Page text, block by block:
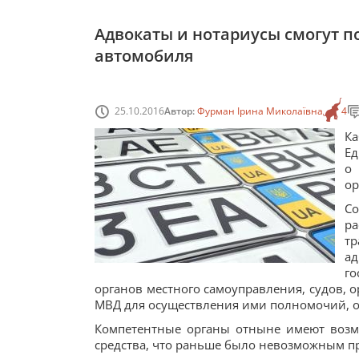
Адвокаты и нотариусы смогут
автомобиля
25.10.2016Автор:Фурман Ірина Миколаївна 4
о
органов местного самоуправления, судов,
МВД для осуществления ими полномочий,
Компетентные органы отныне имеют
средства, что раньше было невозможным